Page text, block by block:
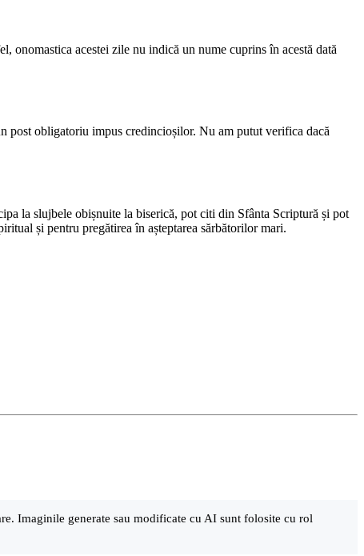
acestei zile nu indică un nume cuprins în acestă dată
post obligatoriu impus credincioșilor. Nu am putut verifica dacă
la slujbele obișnuite la biserică, pot citi din Sfânta Scriptură și pot
și pentru pregătirea în așteptarea sărbătorilor mari.
Imaginile generate sau modificate cu AI sunt folosite cu rol